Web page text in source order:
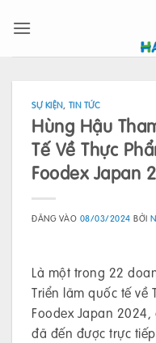
qua
SỰ KIỆN, TIN TỨC
Hùng Hậu
Tế Về Thực
Foodex Japan
ĐĂNG VÀO 08/03/2024 BỞI
Là một trong 22
Triển lãm quốc tế về
Foodex Japan
đã đến được trực